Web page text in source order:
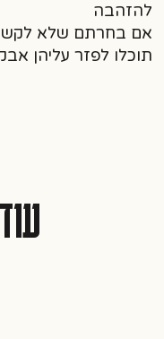
להזהבה
אם בחרתם שלא לקשט
תוכלו לפזר עליהן